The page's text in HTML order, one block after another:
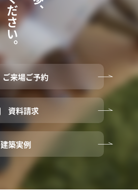
ご来場ご予約
資料請求
建築実例